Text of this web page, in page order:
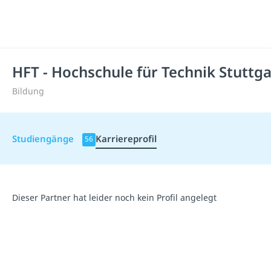
HFT - Hochschule für Technik
Bildung
Studiengänge 56 Karriereprofil
Dieser Partner hat leider noch kein Profil angelegt